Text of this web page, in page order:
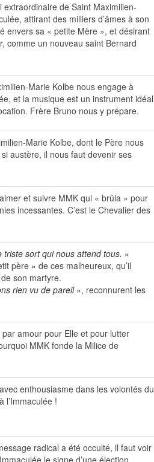
de Saint Maximilien-
attirant des milliers d’âmes à son
envers sa « petite Mère », et désirant
comme un nouveau saint Bernard
Marie Kolbe nous engage à
et la musique est un instrument idéal
Frère Bruno nous y prépare.
Marie Kolbe, dont le Père nous
austère, il nous faut devenir ses
et suivre MMK qui « brûla » pour
incessantes. C’est le Chevalier des
sort qui nous attend tous. »
père » de ces malheureux, qu’il
son martyre.
rien vu de pareil», reconnurent les
amour pour Elle et pour lutter
MMK fonde la Milice de
enthousiasme dans les volontés du
l’Immaculée !
radical a été occulté, il faut voir
le signe d’une élection